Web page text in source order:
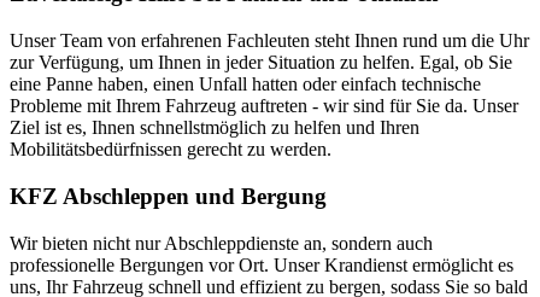
Unser Team von erfahrenen Fachleuten steht Ihnen rund um die Uhr
zur Verfügung, um Ihnen in jeder Situation zu helfen. Egal, ob Sie
eine Panne haben, einen Unfall hatten oder einfach technische
Probleme mit Ihrem Fahrzeug auftreten - wir sind für Sie da. Unser
Ziel ist es, Ihnen schnellstmöglich zu helfen und Ihren
Mobilitätsbedürfnissen gerecht zu werden.
KFZ Abschleppen und Bergung
Wir bieten nicht nur Abschleppdienste an, sondern auch
professionelle Bergungen vor Ort. Unser Krandienst ermöglicht es
uns, Ihr Fahrzeug schnell und effizient zu bergen, sodass Sie so bald